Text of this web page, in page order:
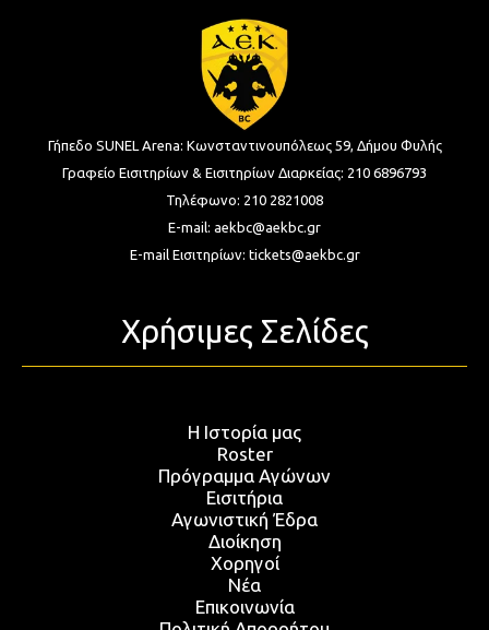
Γήπεδο SUNEL Arena: Κωνσταντινουπόλεως 59, Δήμου Φυλής
Γραφείο Εισιτηρίων & Εισιτηρίων Διαρκείας: 210 6896793
Τηλέφωνο: 210 2821008
E-mail: aekbc@aekbc.gr
E-mail Εισιτηρίων: tickets@aekbc.gr
Χρήσιμες Σελίδες
Η Ιστορία μας
Roster
Πρόγραμμα Αγώνων
Εισιτήρια
Αγωνιστική Έδρα
Διοίκηση
Χορηγοί
Νέα
Επικοινωνία